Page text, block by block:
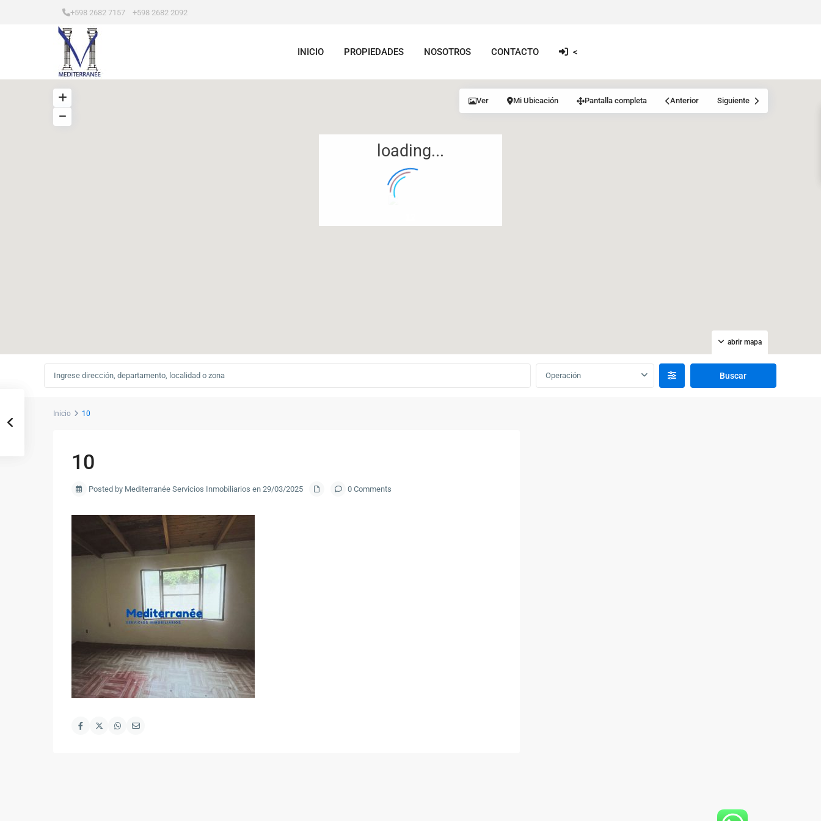
+598 2682 7157 +598 2682 2092
INICIO PROPIEDADES NOSOTROS CONTACTO <
loading...
abrir mapa
Ver Mi Ubicación Pantalla completa Anterior Siguiente
Operación
Inicio 10
10
Posted by Mediterranée Servicios Inmobiliarios en 29/03/2025 0 Comments